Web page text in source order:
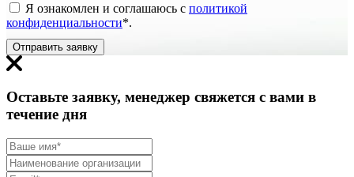
Я ознакомлен и соглашаюсь с политикой
конфиденциальности*.
Отправить заявку
Оставьте заявку, менеджер свяжется с вами в
течение дня